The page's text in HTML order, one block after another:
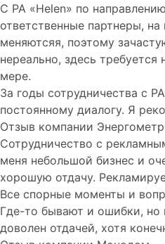
С РА «Helen» по
ответственные партнеры,
меняютсяя, поэтому
нереально, здесь
мере.
За годы сотрудничества с
постоянному диалогу. Я
Отзыв компании
Сотрудничество с
меня небольшой бизнес и
хорошую отдачу.
Все спорные моменты и
Где-то бывают и ошибки, но
доволен отдачей, хотя